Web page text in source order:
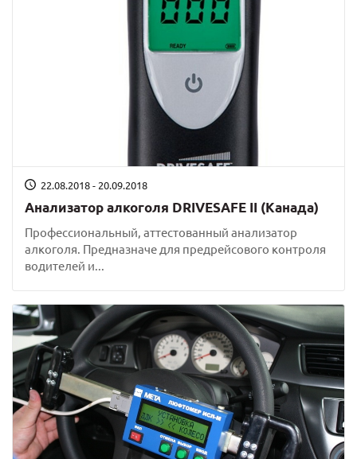
22.08.2018 - 20.09.2018
Анализатор алкоголя DRIVESAFE II (Канада)
Профессиональный, аттестованный анализатор
алкоголя. Предназначе для предрейсового контроля
водителей и...